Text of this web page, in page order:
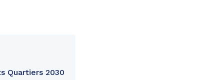
Quartiers 2030